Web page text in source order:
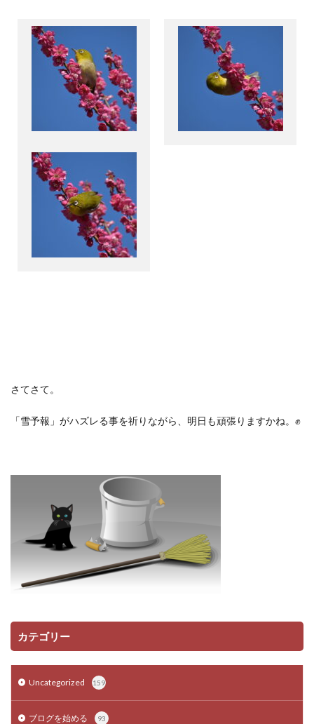
さてさて。
「雪予報」がハズレる事を祈りながら、明日も頑張りますかね。✊
カテゴリー
Uncategorized 159
ブログを始める 93